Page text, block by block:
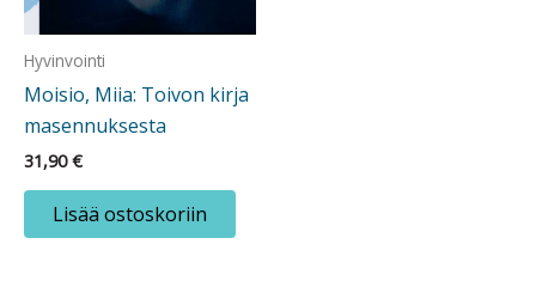
Hyvinvointi
Moisio, Miia: Toivon kirja
masennuksesta
31,90€
Lisää ostoskoriin